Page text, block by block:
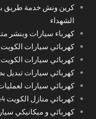
كرين ونش خدمة طريق
الشهداء
كهرباء سيارات وبنشر
كهربائي سيارات الكويت -
كهربائي سيارات الكويت 52227338
كهربائي سيارات تبديل
كهربائي سيارات
كهربائي منازل الكويت 65742444
كهربائي و ميكانيكي سيارات